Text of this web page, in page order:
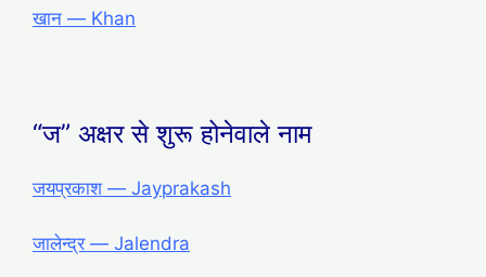
खान ― Khan
“ज” अक्षर से शुरू होनेवाले नाम
जयप्रकाश ― Jayprakash
जालेन्द्र ― Jalendra